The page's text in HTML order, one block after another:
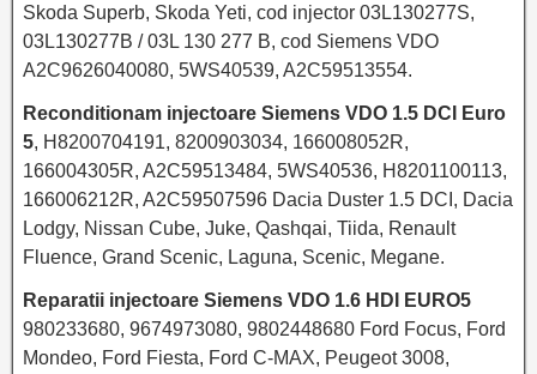
Skoda Superb, Skoda Yeti, cod injector 03L130277S,
03L130277B / 03L 130 277 B, cod Siemens VDO
A2C9626040080, 5WS40539, A2C59513554.
Reconditionam injectoare Siemens VDO 1.5 DCI Euro
5, H8200704191, 8200903034, 166008052R,
166004305R, A2C59513484, 5WS40536, H8201100113,
166006212R, A2C59507596 Dacia Duster 1.5 DCI, Dacia
Lodgy, Nissan Cube, Juke, Qashqai, Tiida, Renault
Fluence, Grand Scenic, Laguna, Scenic, Megane.
Reparatii injectoare Siemens VDO 1.6 HDI EURO5
980233680, 9674973080, 9802448680 Ford Focus, Ford
Mondeo, Ford Fiesta, Ford C-MAX, Peugeot 3008,